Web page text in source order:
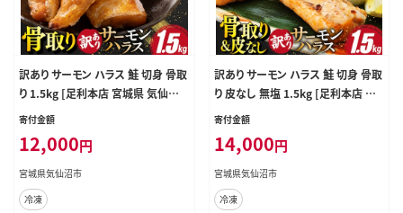
訳あり サーモン ハラス 鮭 切身 骨取
り 1.5kg [足利本店 宮城県 気仙沼
市 20566124] 魚 鮭 魚介類 冷凍 海
ケ 鮭切身 シャケ 切り身 サーモン切
り身 訳アリ わけあり 簡易包装 家庭
用 冷凍 鮭
寄付金額
12,000円
宮城県気仙沼市
冷凍
訳あり サーモン ハラス 鮭 切身 骨取
り 皮なし 無塩 1.5kg [足利本店 宮
城県 気仙沼市 20566122] 魚 鮭 魚
揃い さけ サケ 鮭切身 シャケ 切り身
サーモン切り身 訳アリ わけあり 簡易
包装 家庭用 冷凍 鮭
寄付金額
14,000円
宮城県気仙沼市
冷凍